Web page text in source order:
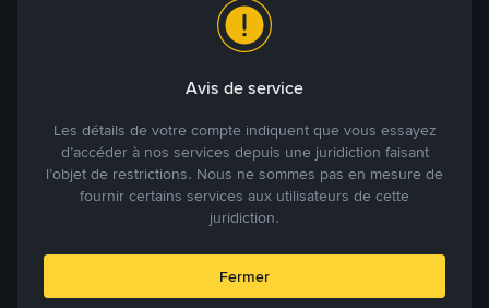
Avis de service
Les détails de votre compte indiquent que vous essayez
d’accéder à nos services depuis une juridiction faisant
l’objet de restrictions. Nous ne sommes pas en mesure de
fournir certains services aux utilisateurs de cette
juridiction.
Fermer